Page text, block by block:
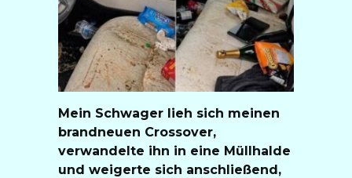
Mein Schwager lieh sich meinen
brandneuen Crossover,
verwandelte ihn in eine Müllhalde
und weigerte sich anschließend,